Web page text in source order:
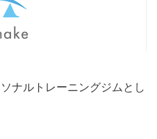
ナルトレーニングジムとし